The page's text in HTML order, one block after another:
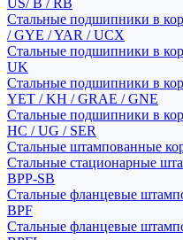
US/ B / RB
Стальные подшипники в
/ GYE / YAR / UCX
Стальные подшипники в
UK
Стальные подшипники в
YET / KH / GRAE / GNE
Стальные подшипники в
HC / UG / SER
Стальные штампованные
Стальные стационарные
BPP-SB
Стальные фланцевые
BPF
Стальные фланцевые